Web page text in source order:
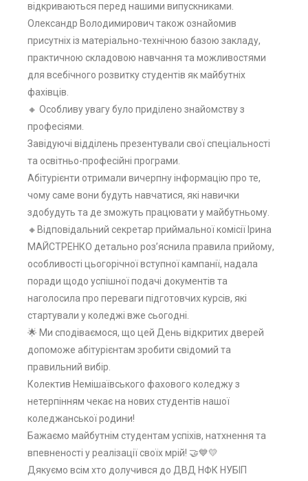
відкриваються перед нашими випускниками.
Олександр Володимирович також ознайомив
присутніх із матеріально-технічною базою закладу,
практичною складовою навчання та можливостями
для всебічного розвитку студентів як майбутніх
фахівців.
​🔸 Особливу увагу було приділено знайомству з
професіями.
Завідуючі відділень презентували свої спеціальності
та освітньо-професійні програми.
Абітурієнти отримали вичерпну інформацію про те,
чому саме вони будуть навчатися, які навички
здобудуть та де зможуть працювати у майбутньому.
​🔸Відповідальний секретар приймальної комісії Ірина
МАЙСТРЕНКО детально роз’яснила правила прийому,
особливості цьогорічної вступної кампанії, надала
поради щодо успішної подачі документів та
наголосила про переваги підготовчих курсів, які
стартували у коледжі вже сьогодні.
​🌟 Ми сподіваємося, що цей День відкритих дверей
допоможе абітурієнтам зробити свідомий та
правильний вибір.
Колектив Немішаївського фахового коледжу з
нетерпінням чекає на нових студентів нашої
коледжанської родини!
​Бажаємо майбутнім студентам успіхів, натхнення та
впевненості у реалізації своїх мрій! 🤝💙💛
Дякуємо всім хто долучився до ДВД НФК НУБІП